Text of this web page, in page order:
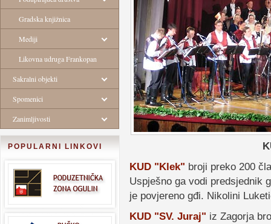
Gradska knjižnica
Mediji
Likovna udruga Frankopan
Sakralni objekti
Spomenici
Zanimljivosti
POPULARNI LINKOVI
KUD "Klek" broji preko 200
Uspješno ga vodi predsjednik
je povjereno gđi. Nikolini
KUD "SV. Juraj" iz Zagorja